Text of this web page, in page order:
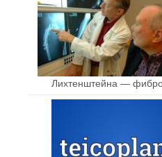
Лихтенштейна —